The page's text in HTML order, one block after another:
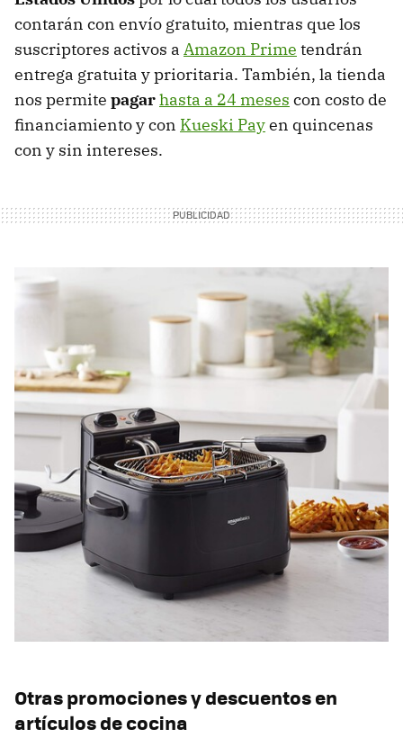
contarán con envío gratuito, mientras que los
suscriptores activos a Amazon Prime tendrán
entrega gratuita y prioritaria. También, la tienda
nos permite pagarhasta a 24 meses con costo de
financiamiento y con Kueski Payen quincenas
con y sin intereses.
Otras promociones y descuentos en
artículos de cocina